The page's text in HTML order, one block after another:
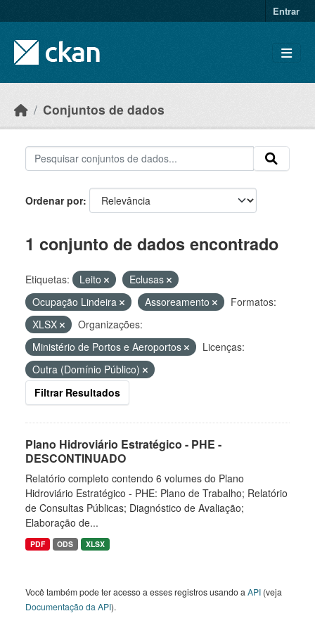
Entrar
Conjuntos de dados
Ordenar por
1 conjunto de dados encontrado
Etiquetas: Leito
Eclusas
Ocupação Lindeira
Assoreamento
Formatos:
XLSX
Organizações:
Ministério de Portos e Aeroportos
Licenças:
Outra (Domínio Público)
Filtrar Resultados
Plano Hidroviário Estratégico - PHE -
DESCONTINUADO
Relatório completo contendo 6 volumes do Plano
Hidroviário Estratégico - PHE: Plano de Trabalho; Relatório
de Consultas Públicas; Diagnóstico de Avaliação;
Elaboração de...
PDF ODS XLSX
Você também pode ter acesso a esses registros usando a API (veja
Documentação da API).